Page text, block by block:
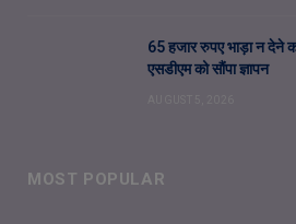
65 हजार रुपए भाड़ा न देने
एसडीएम को सौंपा ज्ञापन
MOST POPULAR